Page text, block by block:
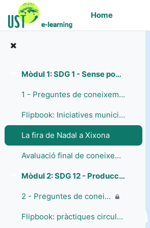
Skip to main content
Home
Collapse Mòdul 1: SDG 1 - Sense pobres
1 - Preguntes de coneixements previs
Flipbook: Iniciatives municipals en turisme sostenible i creació d'oportunitats econòmiques
La fira de Nadal a Xixona
Avaluació final de coneixements - Mòdul 1
Collapse Mòdul 2: SDG 12 - Producció i consum responsable
2 - Preguntes de coneixements previs
Flipbook: pràctiques circulars de sostenibilitat, compromís comunitari i infraestructures turístiques per a la sostenibilitat